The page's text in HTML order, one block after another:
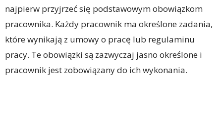
najpierw przyjrzeć się podstawowym obowiązkom
pracownika. Każdy pracownik ma określone zadania,
które wynikają z umowy o pracę lub regulaminu
pracy. Te obowiązki są zazwyczaj jasno określone i
pracownik jest zobowiązany do ich wykonania.